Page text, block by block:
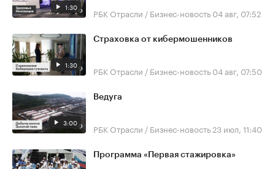
1:30 РБК Отрасли / Бизнес-новость 04 авг, 07:52
1:30
Страховка от кибермошенников
РБК Отрасли / Бизнес-новость 04 авг, 07:50
3:00
Ведуга
РБК Отрасли / Бизнес-новость 23 июл, 11:40
Программа «Первая стажировка»